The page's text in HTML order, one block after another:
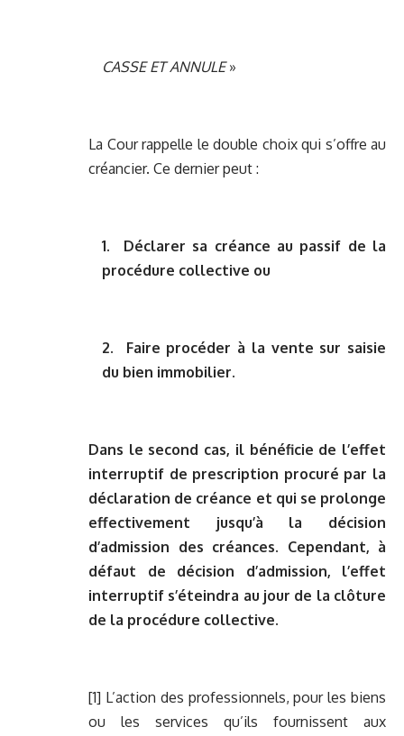
CASSE ET ANNULE»
La Cour rappelle le double choix qui s’offre au
créancier. Ce dernier peut :
1. Déclarer sa créance au passif de la
procédure collective ou
2. Faire procéder à la vente sur saisie
du bien immobilier.
Dans le second cas, il bénéficie de l’effet
interruptif de prescription procuré par la
déclaration de créance et qui se prolonge
effectivement jusqu’à la décision
d’admission des créances. Cependant, à
défaut de décision d’admission, l’effet
interruptif s’éteindra au jour de la clôture
de la procédure collective.
[1] L’action des professionnels, pour les biens
ou les services qu’ils fournissent aux